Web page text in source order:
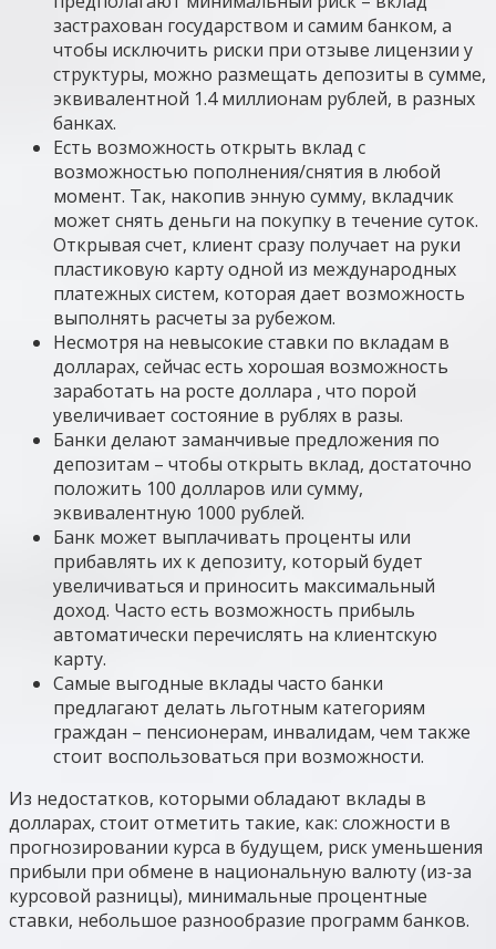
застрахован государством и самим банком, а
чтобы исключить риски при отзыве лицензии у
структуры, можно размещать депозиты в сумме,
эквивалентной 1.4 миллионам рублей, в разных
банках.
Есть возможность открыть вклад с
возможностью пополнения/снятия в любой
момент. Так, накопив энную сумму, вкладчик
может снять деньги на покупку в течение суток.
Открывая счет, клиент сразу получает на руки
пластиковую карту одной из международных
платежных систем, которая дает возможность
выполнять расчеты за рубежом.
Несмотря на невысокие ставки по вкладам в
долларах, сейчас есть хорошая возможность
заработать на росте доллара , что порой
увеличивает состояние в рублях в разы.
Банки делают заманчивые предложения по
депозитам – чтобы открыть вклад, достаточно
положить 100 долларов или сумму,
эквивалентную 1000 рублей.
Банк может выплачивать проценты или
прибавлять их к депозиту, который будет
увеличиваться и приносить максимальный
доход. Часто есть возможность прибыль
автоматически перечислять на клиентскую
карту.
Самые выгодные вклады часто банки
предлагают делать льготным категориям
граждан – пенсионерам, инвалидам, чем также
стоит воспользоваться при возможности.
Из недостатков, которыми обладают вклады в
долларах, стоит отметить такие, как: сложности в
прогнозировании курса в будущем, риск уменьшения
прибыли при обмене в национальную валюту (из-за
курсовой разницы), минимальные процентные
ставки, небольшое разнообразие программ банков.